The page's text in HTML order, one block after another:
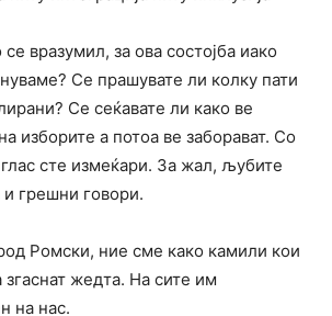
вразумил, за ова состојба иако
Се прашувате ли колку пати
Се сеќавате ли како ве
изборите а потоа ве заборават. Со
сте измеќари. За жал, љубите
грешни говори.
Ромски, ние сме како камили кои
згаснат жедта. На сите им
на нас.